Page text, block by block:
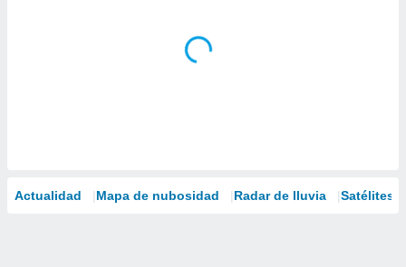
Actualidad Mapa de nubosidad Radar de lluvia Satélites